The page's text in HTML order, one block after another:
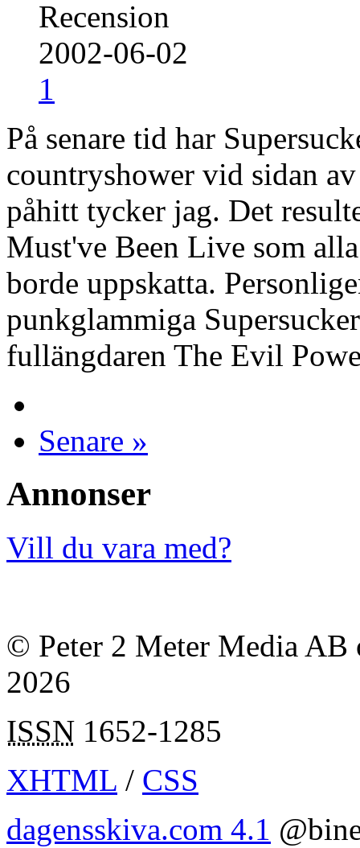
Recension
2002-06-02
1
På senare tid har
countryshower vid sidan
påhitt tycker jag. Det
Must've Been Live som
borde uppskatta.
punkglammiga
fullängdaren The Evil
Senare »
Annonser
Vill du vara med?
© Peter 2 Meter Media AB
2026
ISSN 1652-1285
XHTML / CSS
dagensskiva.com 4.1